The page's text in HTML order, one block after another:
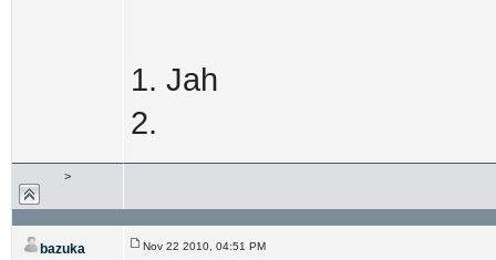
1. Jah
2.
>
bazuka Nov 22 2010, 04:51 PM